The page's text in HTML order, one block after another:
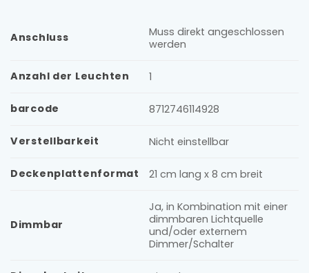
Anschluss
Muss direkt angeschlossen
werden
Anzahl der Leuchten 1
barcode 8712746114928
Verstellbarkeit Nicht einstellbar
Deckenplattenformat 21 cm lang x 8 cm breit
Dimmbar
Ja, in Kombination mit einer
dimmbaren Lichtquelle
und/oder externem
Dimmer/Schalter